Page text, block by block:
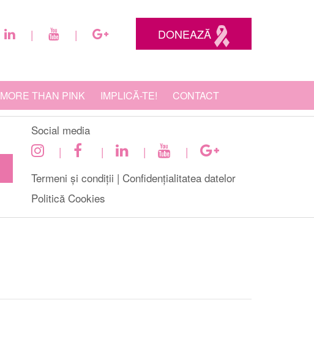
| | DONEAZĂ
MORE THAN PINK IMPLICĂ-TE! CONTACT
Social media
|
| |
|
Termeni și condiții | Confidențialitatea datelor
Politică Cookies